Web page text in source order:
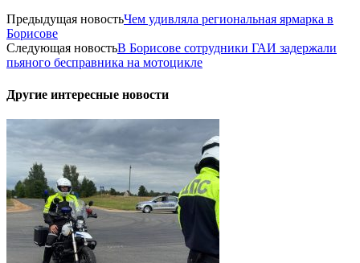
Предыдущая новостьЧем удивляла региональная ярмарка в
Борисове
Следующая новостьВ Борисове сотрудники ГАИ задержали
пьяного бесправника на мотоцикле
Другие интересные новости